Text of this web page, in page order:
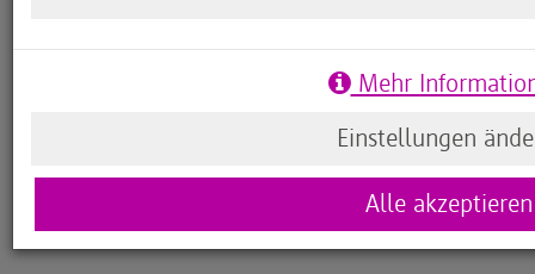
Mehr
Einstellungen
Alle akzeptieren